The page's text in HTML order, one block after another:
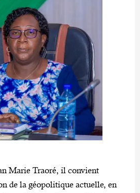
Marie Traoré, il convient
de la géopolitique actuelle, en